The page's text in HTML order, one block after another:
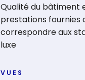
Qualité du bâtiment
prestations fournies
correspondre aux
luxe
VUES